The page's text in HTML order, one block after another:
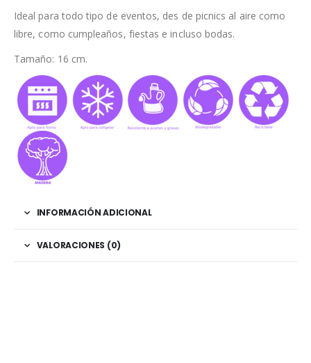
Ideal para todo tipo de eventos, des de picnics al aire como
libre, como cumpleaños, fiestas e incluso bodas.
Tamaño: 16 cm.
INFORMACIÓN ADICIONAL
VALORACIONES (0)